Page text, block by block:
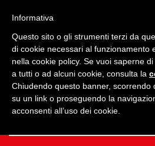
Informativa
Questo sito o gli strumenti terzi da
di cookie necessari al funzionamento
nella cookie policy. Se vuoi saperne
a tutti o ad alcuni cookie, consulta la
Chiudendo questo banner, scorrendo
su un link o proseguendo la
acconsenti all’uso dei cookie.